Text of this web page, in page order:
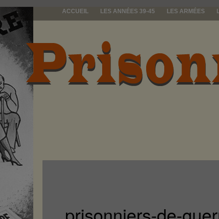
ACCUEIL LES ANNÉES 39-45 LES ARMÉES
prisonniers